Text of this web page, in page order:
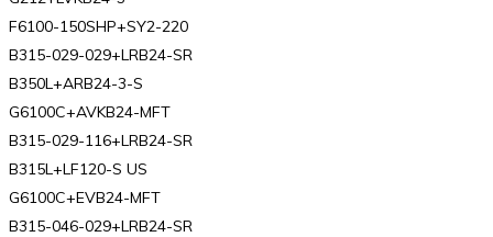
F6100-150SHP+SY2-220
B315-029-029+LRB24-SR
B350L+ARB24-3-S
G6100C+AVKB24-MFT
B315-029-116+LRB24-SR
B315L+LF120-S US
G6100C+EVB24-MFT
B315-046-029+LRB24-SR